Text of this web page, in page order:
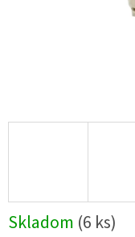
Skladom (6 ks)